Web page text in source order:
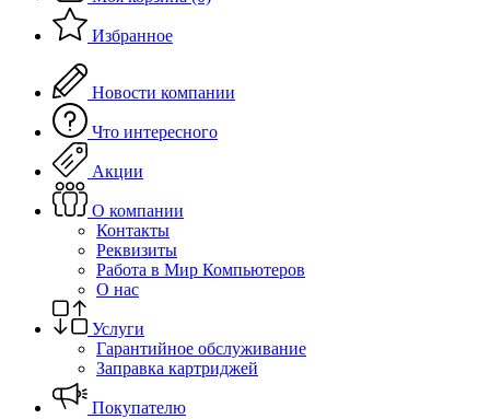
Избранное
Новости компании
Что интересного
Акции
О компании
Контакты
Реквизиты
Работа в Мир Компьютеров
О нас
Услуги
Гарантийное обслуживание
Заправка картриджей
Покупателю